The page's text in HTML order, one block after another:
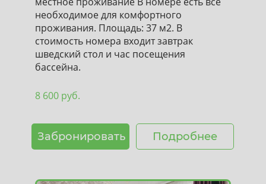
необходимое для комфортного
проживания. Площадь: 37 м2. В
стоимость номера входит завтрак
шведский стол и час посещения
бассейна.
8 600 руб.
Забронировать Подробнее